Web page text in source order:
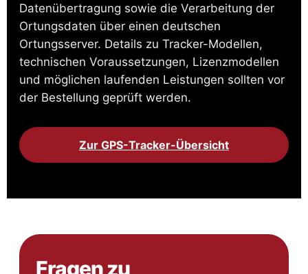
Datenübertragung sowie die Verarbeitung der
Ortungsdaten über einen deutschen
Ortungsserver. Details zu Tracker-Modellen,
technischen Voraussetzungen, Lizenzmodellen
und möglichen laufenden Leistungen sollten vor
der Bestellung geprüft werden.
Zur GPS-Tracker-Übersicht
Fragen zu